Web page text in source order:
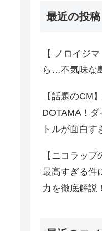
最近の投稿
【 ノロイジ
ら…不気味な
【話題のCM
DOTAMA！
トルが面白す
【ニコラッ
最高すぎる件
力を徹底解説！